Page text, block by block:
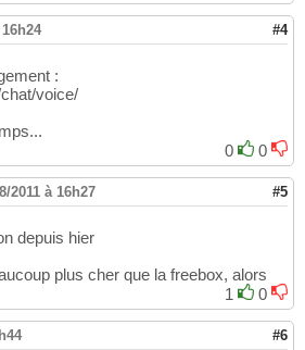
16h24 #4
:
voice/
0
0
2011 à 16h27 #5
depuis hier
plus cher que la freebox, alors
1
0
#6